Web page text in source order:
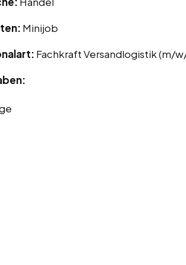
Minijob
Fachkraft Versandlogistik (m/